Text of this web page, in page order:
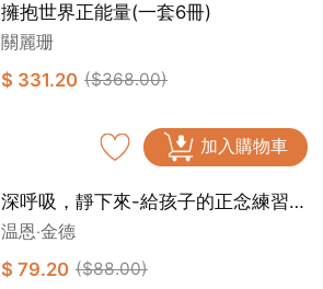
擁抱世界正能量(一套6冊)
關麗珊
$ 331.20 ($368.00)
加入購物車
深呼吸，靜下來-給孩子的正念練習
[新雅‧成長館]
温恩‧金德
$ 79.20 ($88.00)